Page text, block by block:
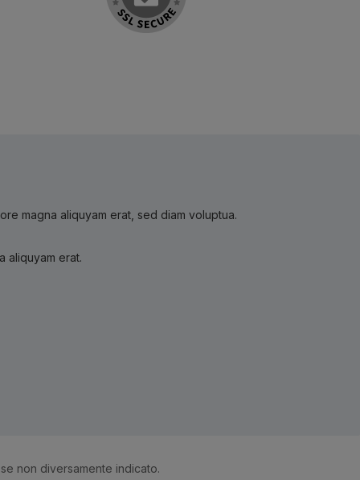
magna aliquyam erat, sed diam voluptua.
aliquyam erat.
non diversamente indicato.